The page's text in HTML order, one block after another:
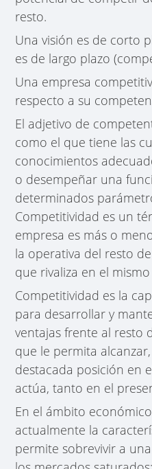
resto.
Una visión es de corto
es de largo plazo
Una empresa
respecto a su
El adjetivo de
como el que tiene las
conocimientos
o desempeñar una
determinados
Competitividad es un
empresa es más o
la operativa del resto
que rivaliza en el
Competitividad es la
para desarrollar y
ventajas frente al resto
que le permita
destacada posición en
actúa, tanto en el
En el ámbito
actualmente la
permite sobrevivir a